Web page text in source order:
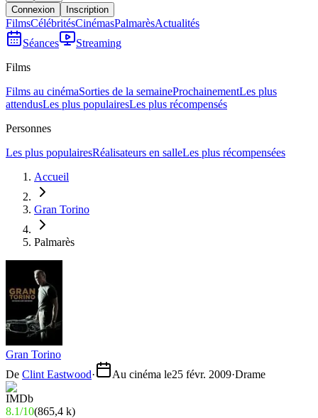
Connexion Inscription
FilmsCélébritésCinémasPalmarèsActualités
Séances
Streaming
Films
Films au cinémaSorties de la semaineProchainementLes plus
attendusLes plus populairesLes plus récompensés
Personnes
Les plus populairesRéalisateurs en salleLes plus récompensées
Accueil
Gran Torino
Palmarès
Gran Torino
De Clint Eastwood· Au cinéma le25 févr. 2009·Drame
8.1/10(865,4 k)